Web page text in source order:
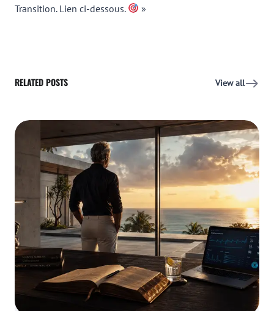
Transition. Lien ci-dessous.
»
RELATED POSTS View all